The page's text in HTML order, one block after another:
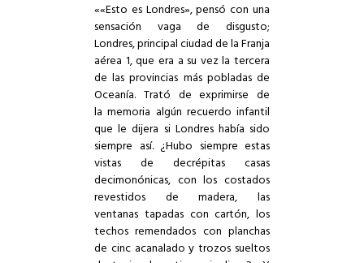
««Esto es Londres», pensó con una
sensación vaga de disgusto;
Londres, principal ciudad de la Franja
aérea 1, que era a su vez la tercera
de las provincias más pobladas de
Oceanía. Trató de exprimirse de
la memoria algún recuerdo infantil
que le dijera si Londres había sido
siempre así. ¿Hubo siempre estas
vistas de decrépitas casas
decimonónicas, con los costados
revestidos de madera, las
ventanas tapadas con cartón, los
techos remendados con planchas
de cinc acanalado y trozos sueltos